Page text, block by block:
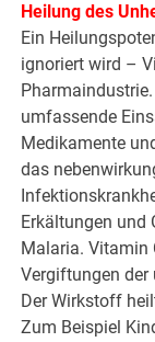
Heilung des
Ein
ignoriert wird –
umfassende
Medikamente
das
Erkältungen und
Malaria. Vitamin
Vergiftungen der
Der Wirkstoff
Zum Beispiel